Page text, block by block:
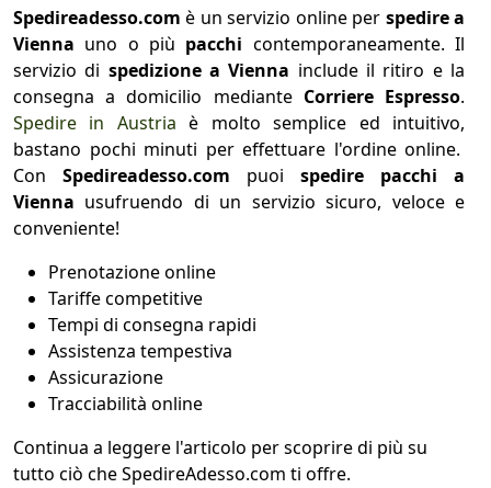
Spedireadesso.com è un servizio online per spedire a
Vienna uno o più pacchi contemporaneamente. Il
servizio di spedizione a Vienna include il ritiro e la
consegna a domicilio mediante Corriere Espresso.
Spedire in Austria è molto semplice ed intuitivo,
bastano pochi minuti per effettuare l'ordine online.
Con Spedireadesso.com puoi spedire pacchi
a
Vienna usufruendo di un servizio sicuro, veloce e
conveniente!
Prenotazione online
Tariffe competitive
Tempi di consegna rapidi
Assistenza tempestiva
Assicurazione
Tracciabilità online
Continua a leggere l'articolo per scoprire di più su
tutto ciò che SpedireAdesso.com ti offre.